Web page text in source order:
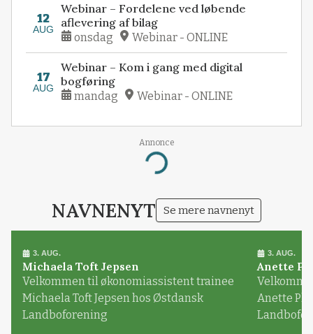
12
AUG
Webinar – Fordelene ved løbende
aflevering af bilag
onsdag Webinar - ONLINE
17
AUG
Webinar – Kom i gang med digital
bogføring
mandag Webinar - ONLINE
Annonce
Loading...
NAVNENYT Se mere navnenyt
3. AUG.
Michaela Toft Jepsen
Velkommen til økonomiassistent trainee
Michaela Toft Jepsen hos Østdansk
Landboforening
3. AUG.
Anette
Anette